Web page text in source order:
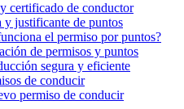
certificado de conductor
y justificante de puntos
el permiso por puntos?
de permisos y puntos
segura y eficiente
de conducir
permiso de conducir